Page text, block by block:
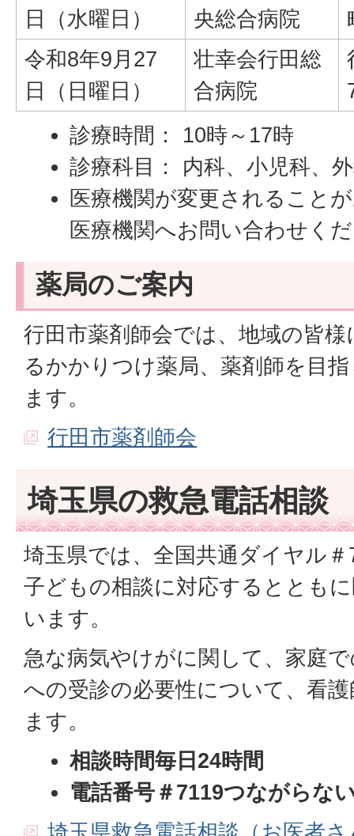
日（水曜日）
央総合病院
令和8年9月27
日（日曜日）
壮幸会行田総
合病院
診療時間： 10時～17時
診療科目： 内科、小児科、
医療機関が変更されること
医療機関へお問い合わせく
薬局のご案内
行田市薬剤師会では、地域の皆
るかかりつけ薬局、薬剤師を目
ます。
行田市薬剤師会
埼玉県の救急電話相談
埼玉県では、全国共通ダイヤル
子どもの相談に対応するととも
います。
急な病気やけがに関して、家庭
への受診の必要性について、看
ます。
相談時間毎日24時間
電話番号＃7119つながらな